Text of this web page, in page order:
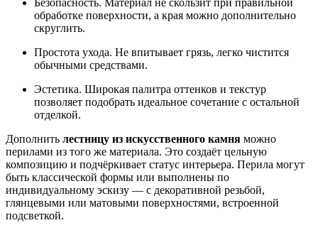
обработке поверхности, а края можно дополнительно
скруглить.
Простота ухода. Не впитывает грязь, легко чистится
обычными средствами.
Эстетика. Широкая палитра оттенков и текстур
позволяет подобрать идеальное сочетание с остальной
отделкой.
Дополнить лестницу из искусственного камня можно
перилами из того же материала. Это создаёт цельную
композицию и подчёркивает статус интерьера. Перила могут
быть классической формы или выполнены по
индивидуальному эскизу — с декоративной резьбой,
глянцевыми или матовыми поверхностями, встроенной
подсветкой.